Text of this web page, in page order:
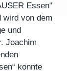
Essen“
wird von dem
und
Joachim
konnte